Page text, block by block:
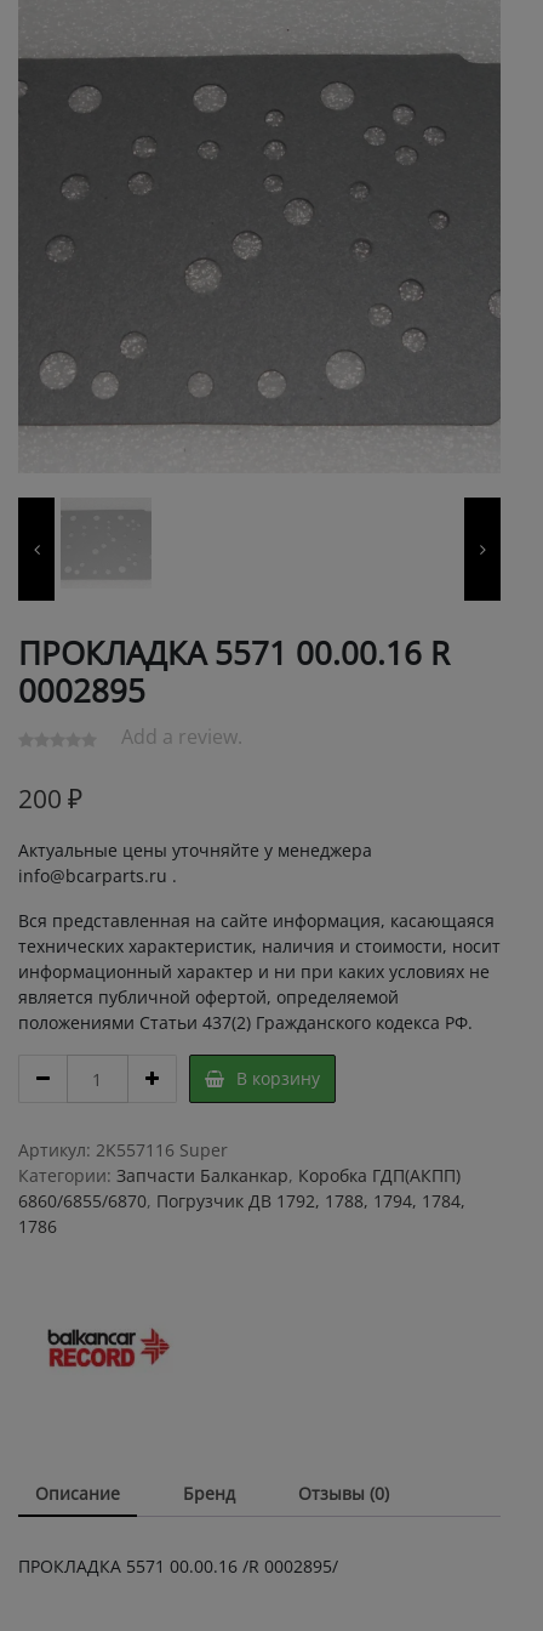
ПРОКЛАДКА 5571 00.00.16 R
0002895
Add a review.
200 ₽
Актуальные цены уточняйте у менеджера
info@bcarparts.ru .
Вся представленная на сайте информация, касающаяся
технических характеристик, наличия и стоимости, носит
информационный характер и ни при каких условиях не
является публичной офертой, определяемой
положениями Статьи 437(2) Гражданского кодекса РФ.
ПРОКЛАДКА
5571
R
0002895
quantity
В корзину
Артикул: 2K557116 Super
Категории: Запчасти Балканкар, Коробка ГДП(АКПП)
6860/6855/6870, Погрузчик ДВ 1792, 1788, 1794, 1784,
1786
Описание Бренд Отзывы (0)
ПРОКЛАДКА 5571 00.00.16 /R 0002895/